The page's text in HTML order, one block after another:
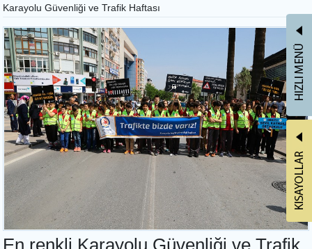
Karayolu Güvenliği ve Trafik Haftası
En renkli Karayolu Güvenliği ve Trafik